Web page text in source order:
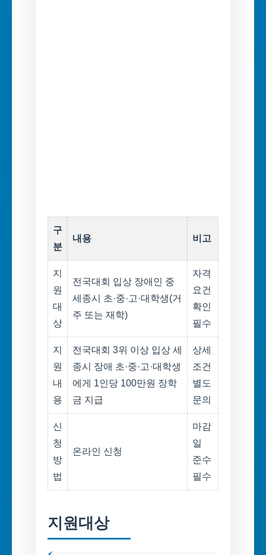
구
분
내용 비고
지
원
대
상
전국대회 입상 장애인 중
세종시 초·중·고·대학생(거
주 또는 재학)
자격
요건
확인
필수
지
원
내
용
전국대회 3위 이상 입상 세
종시 장애 초·중·고·대학생
에게 1인당 100만원 장학
금 지급
상세
조건
별도
문의
신
청
방
법
온라인 신청
마감
일
준수
필수
지원대상